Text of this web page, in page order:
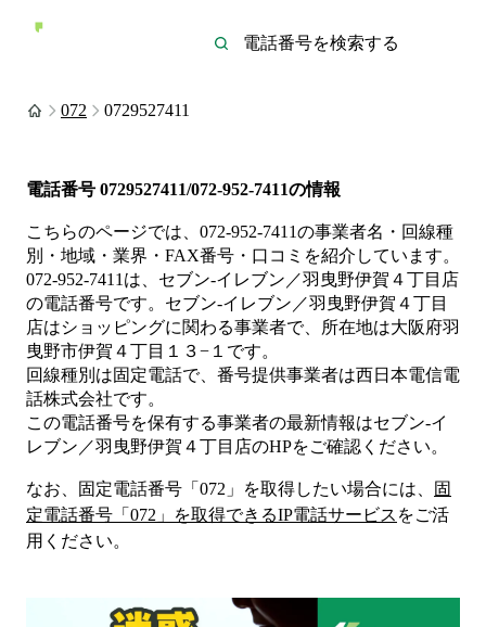
072 0729527411
電話番号 0729527411/072-952-7411の情報
こちらのページでは、 072-952-7411の事業者名・回線種
別・地域・業界・FAX番号・口コミを紹介しています。
072-952-7411 は、 セブン‐イレブン／羽曳野伊賀４丁目店
の電話番号です。 セブン‐イレブン／羽曳野伊賀４丁目
店はショッピングに関わる事業者で、所在地は大阪府羽
曳野市伊賀４丁目１３−１ です。
回線種別は固定電話で、番号提供事業者は西日本電信電
話株式会社です。
この電話番号を保有する事業者の最新情報はセブン‐イ
レブン／羽曳野伊賀４丁目店のHPをご確認ください。
なお、固定電話番号「 072 」を取得したい場合には、
固
定電話番号「 072 」を取得できるIP電話サービス をご活
用ください。